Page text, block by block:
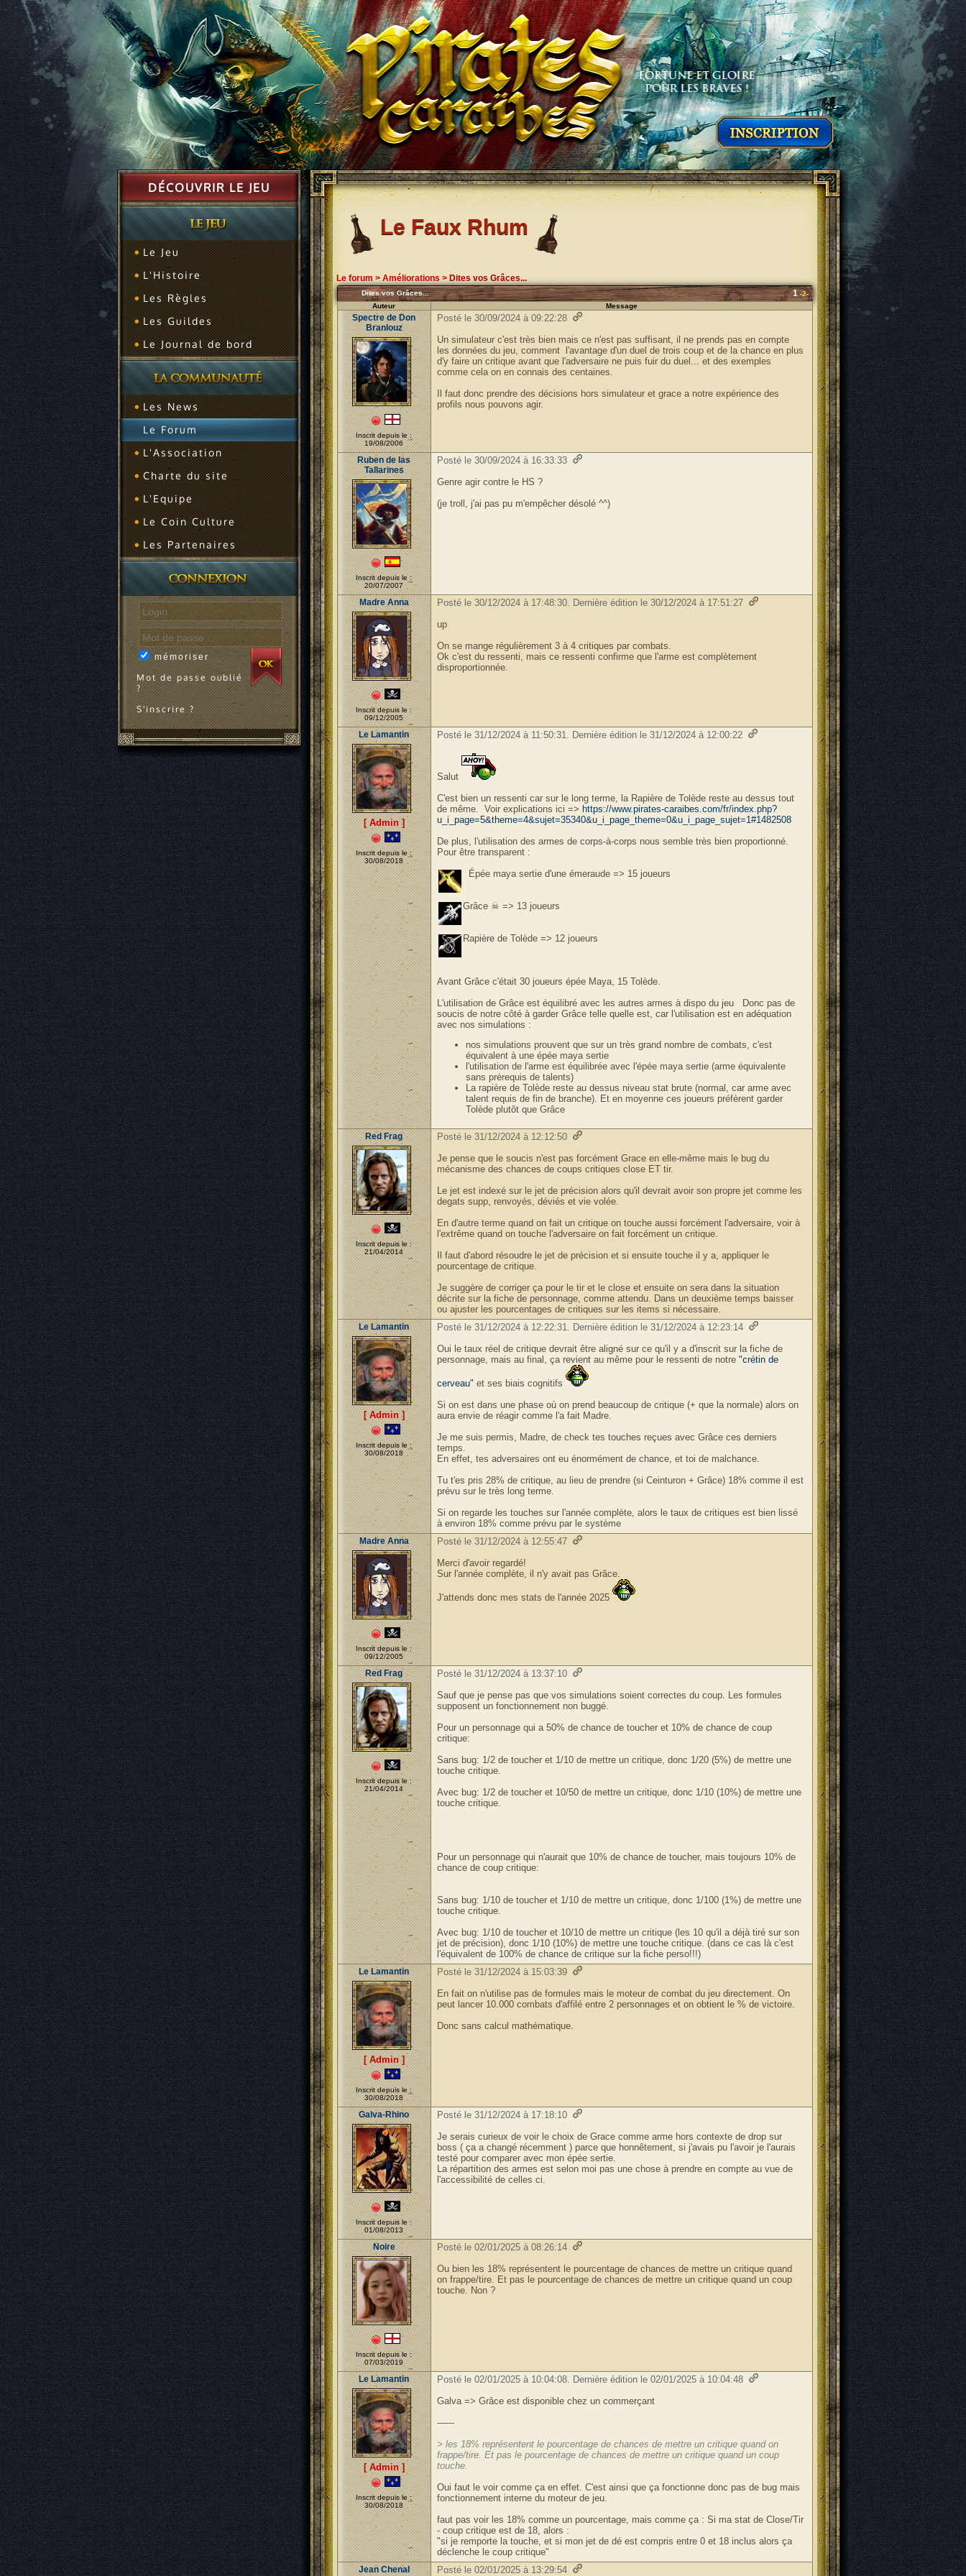
DÉCOUVRIR LE JEU
Le Jeu
L'Histoire
Les Règles
Les Guildes
Le Journal de bord
Les News
Le Forum
L'Association
Charte du site
L'Equipe
Le Coin Culture
Les Partenaires
mémoriser
Mot de passe oublié
?
S'inscrire ?
Le Faux Rhum
Le forum > Améliorations > Dites vos Grâces...
Dites vos Grâces... 1 -2-
Auteur
Message
Spectre de Don
Branlouz
Inscrit depuis le :
19/08/2006
Posté le 30/09/2024 à 09:22:28
Un simulateur c'est très bien mais ce n'est pas suffisant, il ne prends pas en compte
les données du jeu, comment l'avantage d'un duel de trois coup et de la chance en plus
d'y faire un critique avant que l'adversaire ne puis fuir du duel... et des exemples
comme cela on en connais des centaines.
Il faut donc prendre des décisions hors simulateur et grace a notre expérience des
profils nous pouvons agir.
Ruben de las
Tallarines
Inscrit depuis le :
20/07/2007
Posté le 30/09/2024 à 16:33:33
Genre agir contre le HS ?
(je troll, j'ai pas pu m'empêcher désolé ^^)
Madre Anna
Inscrit depuis le :
09/12/2005
Posté le 30/12/2024 à 17:48:30. Dernière édition le 30/12/2024 à 17:51:27
up
On se mange régulièrement 3 à 4 critiques par combats.
Ok c'est du ressenti, mais ce ressenti confirme que l'arme est complètement
disproportionnée.
Le Lamantin
[ Admin ]
Inscrit depuis le :
30/08/2018
Posté le 31/12/2024 à 11:50:31. Dernière édition le 31/12/2024 à 12:00:22
Salut
C'est bien un ressenti car sur le long terme, la Rapière de Tolède reste au dessus tout
de même. Voir explications ici => https://www.pirates-caraibes.com/fr/index.php?
u_i_page=5&theme=4&sujet=35340&u_i_page_theme=0&u_i_page_sujet=1#1482508
De plus, l'utilisation des armes de corps-à-corps nous semble très bien proportionné.
Pour être transparent :
Épée maya sertie d'une émeraude => 15 joueurs
Grâce ☠ => 13 joueurs
Rapière de Tolède => 12 joueurs
Avant Grâce c'était 30 joueurs épée Maya, 15 Tolède.
L'utilisation de Grâce est équilibré avec les autres armes à dispo du jeu Donc pas de
soucis de notre côté à garder Grâce telle quelle est, car l'utilisation est en adéquation
avec nos simulations :
nos simulations prouvent que sur un très grand nombre de combats, c'est
équivalent à une épée maya sertie
l'utilisation de l'arme est équilibrée avec l'épée maya sertie (arme équivalente
sans prérequis de talents)
La rapière de Tolède reste au dessus niveau stat brute (normal, car arme avec
talent requis de fin de branche). Et en moyenne ces joueurs préfèrent garder
Tolède plutôt que Grâce
Red Frag
Inscrit depuis le :
21/04/2014
Posté le 31/12/2024 à 12:12:50
Je pense que le soucis n'est pas forcément Grace en elle-même mais le bug du
mécanisme des chances de coups critiques close ET tir.
Le jet est indexé sur le jet de précision alors qu'il devrait avoir son propre jet comme les
degats supp, renvoyés, déviés et vie volée.
En d'autre terme quand on fait un critique on touche aussi forcément l'adversaire, voir à
l'extrême quand on touche l'adversaire on fait forcément un critique.
Il faut d'abord résoudre le jet de précision et si ensuite touche il y a, appliquer le
pourcentage de critique.
Je suggère de corriger ça pour le tir et le close et ensuite on sera dans la situation
décrite sur la fiche de personnage, comme attendu. Dans un deuxième temps baisser
ou ajuster les pourcentages de critiques sur les items si nécessaire.
Le Lamantin
[ Admin ]
Inscrit depuis le :
30/08/2018
Posté le 31/12/2024 à 12:22:31. Dernière édition le 31/12/2024 à 12:23:14
Oui le taux réel de critique devrait être aligné sur ce qu'il y a d'inscrit sur la fiche de
personnage, mais au final, ça revient au même pour le ressenti de notre "crétin de
cerveau" et ses biais cognitifs
Si on est dans une phase où on prend beaucoup de critique (+ que la normale) alors on
aura envie de réagir comme l'a fait Madre.
Je me suis permis, Madre, de check tes touches reçues avec Grâce ces derniers
temps.
En effet, tes adversaires ont eu énormément de chance, et toi de malchance.
Tu t'es pris 28% de critique, au lieu de prendre (si Ceinturon + Grâce) 18% comme il est
prévu sur le très long terme.
Si on regarde les touches sur l'année complète, alors le taux de critiques est bien lissé
à environ 18% comme prévu par le système
Madre Anna
Inscrit depuis le :
09/12/2005
Posté le 31/12/2024 à 12:55:47
Merci d'avoir regardé!
Sur l'année complète, il n'y avait pas Grâce.
J'attends donc mes stats de l'année 2025
Red Frag
Inscrit depuis le :
21/04/2014
Posté le 31/12/2024 à 13:37:10
Sauf que je pense pas que vos simulations soient correctes du coup. Les formules
supposent un fonctionnement non buggé.
Pour un personnage qui a 50% de chance de toucher et 10% de chance de coup
critique:
Sans bug: 1/2 de toucher et 1/10 de mettre un critique, donc 1/20 (5%) de mettre une
touche critique.
Avec bug: 1/2 de toucher et 10/50 de mettre un critique, donc 1/10 (10%) de mettre une
touche critique.
Pour un personnage qui n'aurait que 10% de chance de toucher, mais toujours 10% de
chance de coup critique:
Sans bug: 1/10 de toucher et 1/10 de mettre un critique, donc 1/100 (1%) de mettre une
touche critique.
Avec bug: 1/10 de toucher et 10/10 de mettre un critique (les 10 qu'il a déjà tiré sur son
jet de précision), donc 1/10 (10%) de mettre une touche critique. (dans ce cas là c'est
l'équivalent de 100% de chance de critique sur la fiche perso!!!)
Le Lamantin
[ Admin ]
Inscrit depuis le :
30/08/2018
Posté le 31/12/2024 à 15:03:39
En fait on n'utilise pas de formules mais le moteur de combat du jeu directement. On
peut lancer 10.000 combats d'affilé entre 2 personnages et on obtient le % de victoire.
Donc sans calcul mathématique.
Galva-Rhino
Inscrit depuis le :
01/08/2013
Posté le 31/12/2024 à 17:18:10
Je serais curieux de voir le choix de Grace comme arme hors contexte de drop sur
boss ( ça a changé récemment ) parce que honnêtement, si j'avais pu l'avoir je l'aurais
testé pour comparer avec mon épée sertie.
La répartition des armes est selon moi pas une chose à prendre en compte au vue de
l'accessibilité de celles ci.
Noire
Inscrit depuis le :
07/03/2019
Posté le 02/01/2025 à 08:26:14
Ou bien les 18% représentent le pourcentage de chances de mettre un critique quand
on frappe/tire. Et pas le pourcentage de chances de mettre un critique quand un coup
touche. Non ?
Le Lamantin
[ Admin ]
Inscrit depuis le :
30/08/2018
Posté le 02/01/2025 à 10:04:08. Dernière édition le 02/01/2025 à 10:04:48
Galva => Grâce est disponible chez un commerçant
------
> les 18% représentent le pourcentage de chances de mettre un critique quand on
frappe/tire. Et pas le pourcentage de chances de mettre un critique quand un coup
touche.
Oui faut le voir comme ça en effet. C'est ainsi que ça fonctionne donc pas de bug mais
fonctionnement interne du moteur de jeu.
faut pas voir les 18% comme un pourcentage, mais comme ça : Si ma stat de Close/Tir
- coup critique est de 18, alors :
"si je remporte la touche, et si mon jet de dé est compris entre 0 et 18 inclus alors ça
déclenche le coup critique"
Jean Chenal Posté le 02/01/2025 à 13:29:54